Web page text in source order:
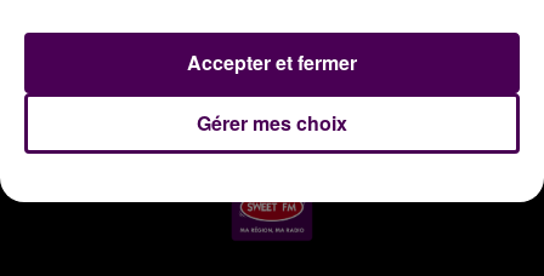
SHAKIRA & BURNA BOY
Over The Rainbow
Gérer mes choix
Accepter et fermer